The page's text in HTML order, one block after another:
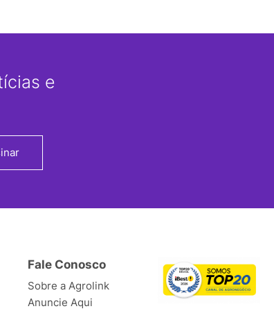
e
Fale Conosco
Sobre a Agrolink
Anuncie Aqui